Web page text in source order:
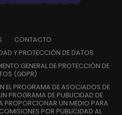
CONTACTO
Y PROTECCIÓN DE DATOS
GENERAL DE PROTECCIÓN DE
(GDPR)
EL PROGRAMA DE ASOCIADOS DE
PROGRAMA DE PUBLICIDAD DE
PROPORCIONAR UN MEDIO PARA
POR PUBLICIDAD AL